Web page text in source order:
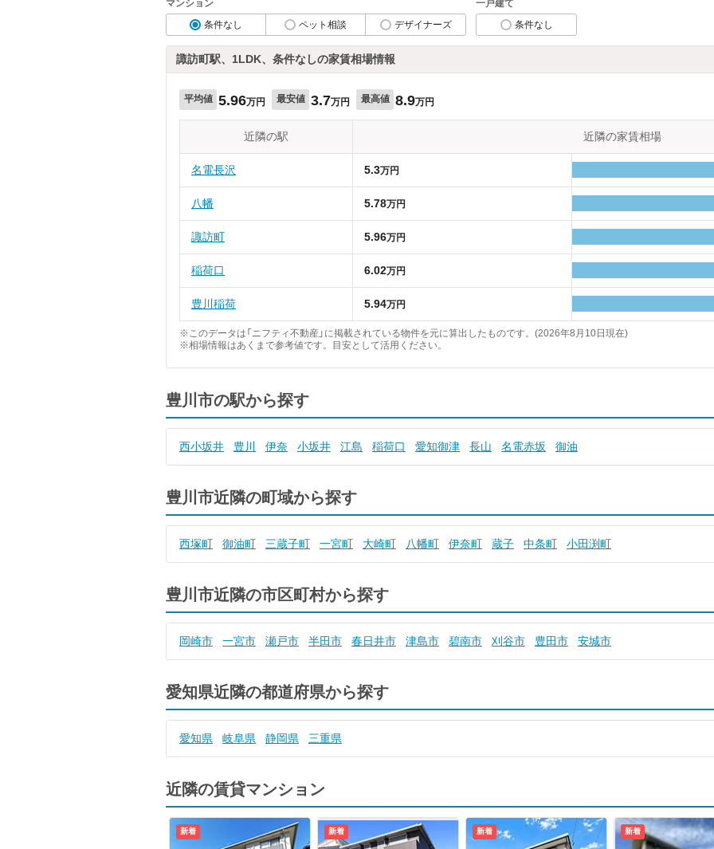
マンション
条件なし
ペット相談 デザイナーズ
一戸建て
条件なし
諏訪町駅、1LDK、条件なしの家賃相場情報
平均値 5.96万円 最安値 3.7万円 最高値 8.9万円
近隣の駅 近隣の家賃相場
名電長沢 5.3万円
八幡 5.78万円
諏訪町 5.96万円
稲荷口 6.02万円
豊川稲荷 5.94万円
※このデータは「ニフティ不動産」に掲載されている物件を元に算出したものです。(2026年8月10日現在)
※相場情報はあくまで参考値です。目安として活用ください。
豊川市の駅から探す
西小坂井 豊川 伊奈 小坂井 江島 稲荷口 愛知御津 長山 名電赤坂 御油
豊川市近隣の町域から探す
西塚町 御油町 三蔵子町 一宮町 大崎町 八幡町 伊奈町 蔵子 中条町 小田渕町
豊川市近隣の市区町村から探す
岡崎市 一宮市 瀬戸市 半田市 春日井市 津島市 碧南市 刈谷市 豊田市 安城市
愛知県近隣の都道府県から探す
愛知県 岐阜県 静岡県 三重県
近隣の賃貸マンション
新着 新着 新着 新着